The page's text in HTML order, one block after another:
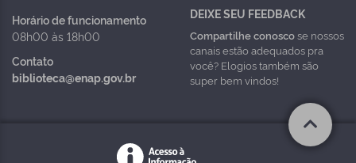
Horário de funcionamento
08h00 às 18h00
Contato
biblioteca@enap.gov.br
DEIXE SEU FEEDBACK
Compartilhe conoscose nossos
canais estão adequados pra
você? Elogios também são
super bem vindos!